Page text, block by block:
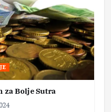
za Bolje Sutra